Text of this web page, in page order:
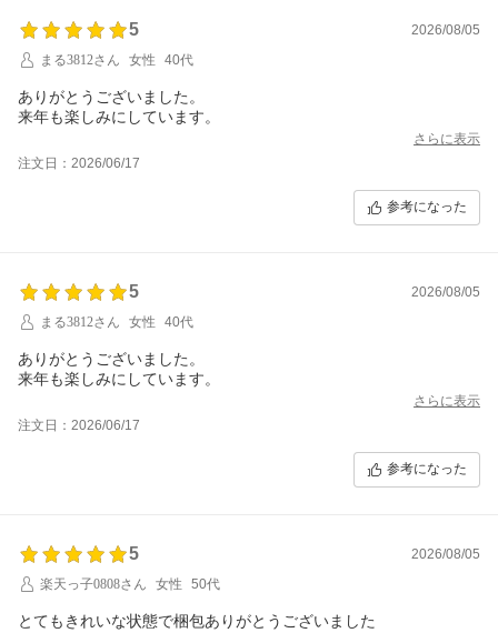
5
2026/08/05
まる3812さん
女性 40代
ありがとうございました。
来年も楽しみにしています。
さらに表示
注文日：2026/06/17
参考になった
5
2026/08/05
まる3812さん
女性 40代
ありがとうございました。
来年も楽しみにしています。
さらに表示
注文日：2026/06/17
参考になった
5
2026/08/05
楽天っ子0808さん
女性 50代